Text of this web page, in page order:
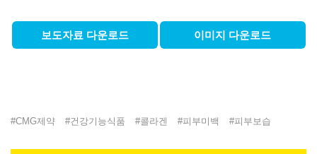
보도자료 다운로드 이미지 다운로드
#CMG제약 #건강기능식품 #콜라겐 #피부미백 #피부보습